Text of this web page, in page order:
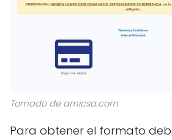
Tomado de amicsa.com
Para obtener el formato